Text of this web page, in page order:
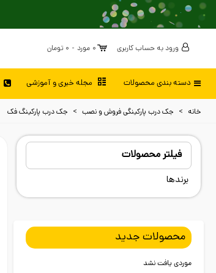
ورود به حساب کاربری 0 مورد - 0 تومان
دسته بندی محصولات مجله خبری و آموزشی
خانه > جک درب پارکینگی فروش و نصب > جک درب پارکینگ فک
فیلتر محصولات
برندها
محصولات جدید
موردی یافت نشد